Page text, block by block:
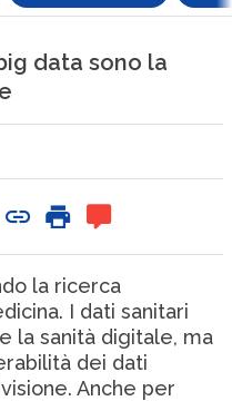
data sono la
la ricerca
I dati sanitari
la sanità digitale, ma
dei dati
Anche per